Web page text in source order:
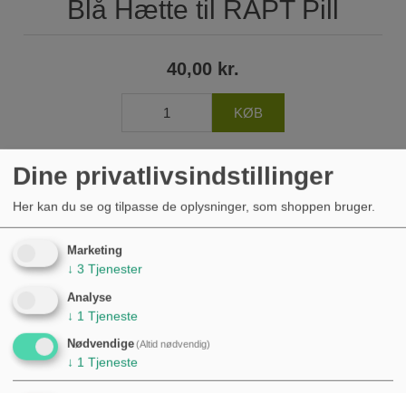
Blå Hætte til RAPT Pill
40,00 kr.
Dine privatlivsindstillinger
Her kan du se og tilpasse de oplysninger, som shoppen bruger.
Marketing
↓ 3 Tjenester
Analyse
↓ 1 Tjeneste
Nødvendige(Altid nødvendig)
↓ 1 Tjeneste